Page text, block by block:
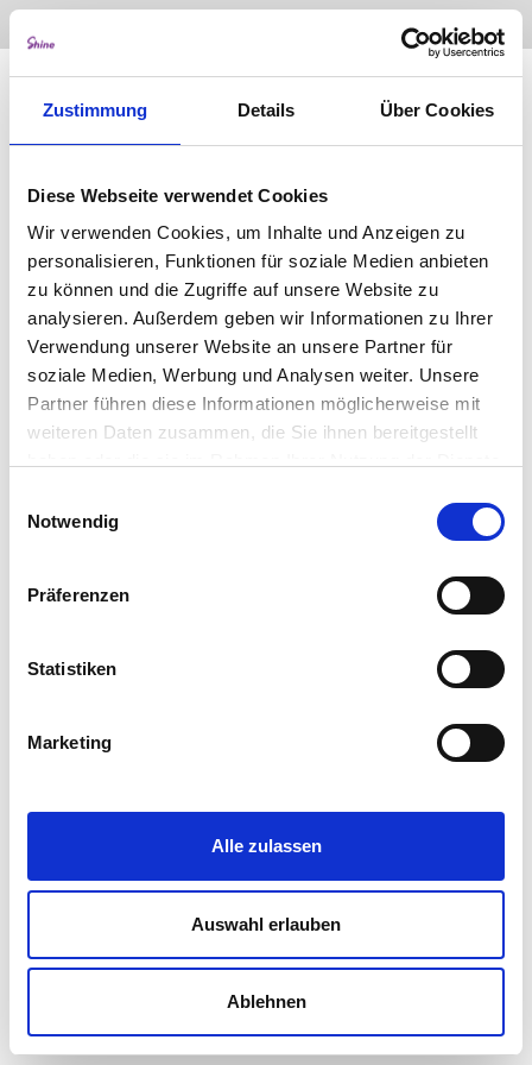
Zustimmung Details Über Cookies
Diese Webseite verwendet Cookies
Wir verwenden Cookies, um Inhalte und Anzeigen zu
personalisieren, Funktionen für soziale Medien anbieten
zu können und die Zugriffe auf unsere Website zu
analysieren. Außerdem geben wir Informationen zu Ihrer
Verwendung unserer Website an unsere Partner für
soziale Medien, Werbung und Analysen weiter. Unsere
Partner führen diese Informationen möglicherweise mit
weiteren Daten zusammen, die Sie ihnen bereitgestellt
Notwendig
Präferenzen
Statistiken
Marketing
Alle zulassen
Auswahl erlauben
Ablehnen